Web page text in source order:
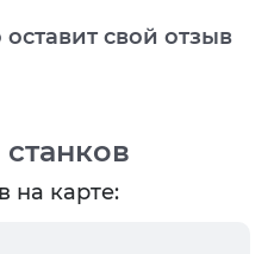
на карте:
свой отзыв